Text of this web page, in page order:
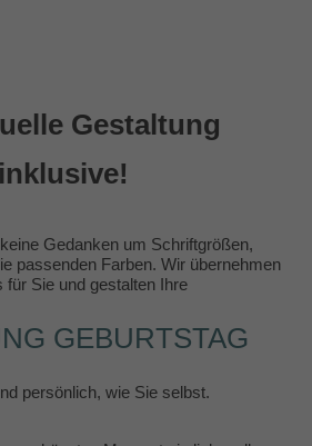
Gestaltung
inklusive!
Gedanken um Schriftgrößen,
passenden Farben. Wir übernehmen
für Sie und gestalten Ihre
GEBURTSTAG
persönlich, wie Sie selbst.